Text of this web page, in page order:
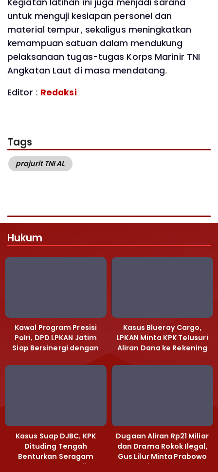
Kegiatan latihan ini juga menjadi sarana
untuk menguji kesiapan personel dan
material tempur, sekaligus meningkatkan
kemampuan satuan dalam mendukung
pelaksanaan tugas-tugas Korps Marinir TNI
Angkatan Laut di masa mendatang.
Editor : Redaksi
Tags
prajurit TNI AL
Hukum
Kawal Program Presisi
Polri, DPD LPKAN Jatim
Siap Bersinergi dengan
Polda Jatim
Kasus Blueray Cargo,
LPKAN Minta KPK Telusuri
Aliran Dana ke Rekening
Heri Black
Kasus Suap DJBC, KPK
Dituding Tengah
Benturkan Seragam
Cokelat dengan Hijau
Dugaan Aliran Rp21 Miliar
dan Drama Rokok Ilegal,
Gus Lilur Minta Prabowo
Bertindak Tegas